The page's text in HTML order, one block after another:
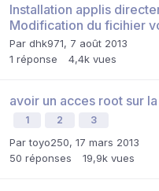
Installation applis
Modification du ficihier
Par dhk971, 7 août 2013
1 réponse 4,4k vues
avoir un acces root sur
1 2 3
Partoyo250, 17 mars 2013
50 réponses 19,9k vues